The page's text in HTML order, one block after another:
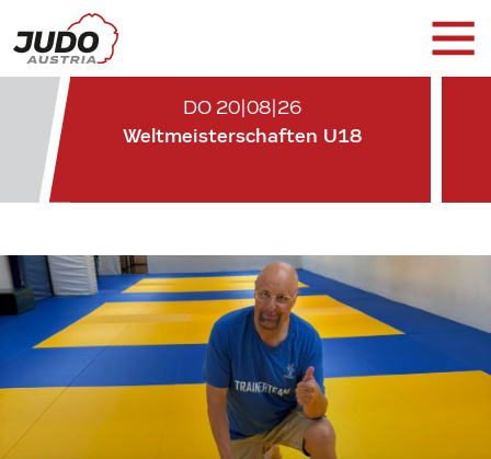
DO 20|08|26
Weltmeisterschaften U18